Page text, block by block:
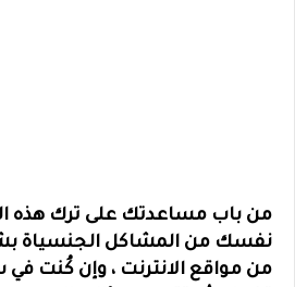
من باب مساعدتك على ترك هذه
نفسك من المشاكل الجنسياة
من مواقع الانترنت ، وإن كُنت في